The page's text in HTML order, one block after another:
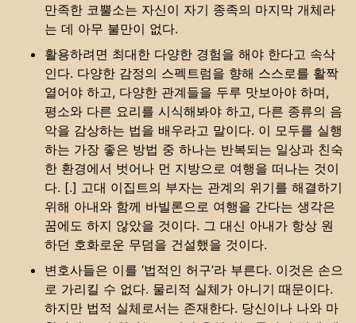
만족한 코뿔소는 자신이 자기 종족의 마지막 개체라
는 데 아무 불만이 없다.
활용하려면 최대한 다양한 경험을 해야 한다고 속삭
인다. 다양한 감정의 스펙트럼을 향해 스스로를 활짝
열어야 하고, 다양한 관계들을 두루 맛보아야 하며,
평소와 다른 요리를 시식해봐야 하고, 다른 종류의 음
악을 감상하는 법을 배우라고 말이다. 이 모두를 실행
하는 가장 좋은 방법 중 하나는 반복되는 일상과 친숙
한 환경에서 벗어나 먼 지방으로 여행을 떠나는 것이
다. [.] 고대 이집트의 부자는 관계의 위기를 해결하기
위해 아내와 함께 바빌론으로 여행을 간다는 생각은
꿈에도 하지 않았을 것이다. 그 대신 아내가 항상 원
하던 호화로운 무덤을 건설했을 것이다.
변호사들은 이를 ‘법적인 허구’라 부른다. 이것은 손으
로 가리킬 수 없다. 물리적 실체가 아니기 때문이다.
하지만 법적 실체로서는 존재한다. 당신이나 나와 마